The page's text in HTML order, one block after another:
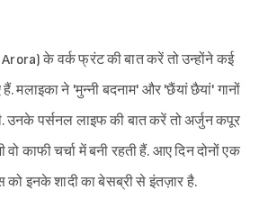
के वर्क फ्रंट की बात करें तो उन्होंने कई
मलाइका ने 'मुन्नी बदनाम' और 'छैंयां छैयां' गानों
उनके पर्सनल लाइफ की बात करें तो अर्जुन कपूर
काफी चर्चा में बनी रहती हैं. आए दिन दोनों एक
इनके शादी का बेसब्री से इंतज़ार है.